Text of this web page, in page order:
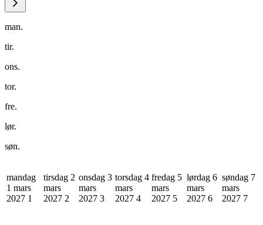
man.
tir.
ons.
tor.
fre.
lør.
søn.
mandag
1 mars
2027 1
tirsdag 2
mars
2027 2
onsdag 3
mars
2027 3
torsdag 4
mars
2027 4
fredag 5
mars
2027 5
lørdag 6
mars
2027 6
søndag 7
mars
2027 7